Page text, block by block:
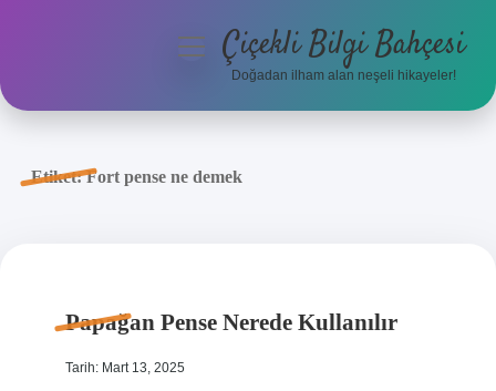
Anasayfa
menüyüÇiçekli Bilgi Bahçesi
Doğadan ilham alan neşeli hikayeler!
Etiket:Fort pense ne demek
Papağan Pense Nerede Kullanılır
Tarih: Mart 13, 2025